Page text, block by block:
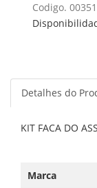
Codigo.
Detalhes do
KIT FACA DO
Marca